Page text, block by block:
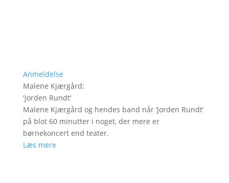
Anmeldelse
Malene Kjærgård:
'Jorden Rundt'
Malene Kjærgård og hendes band når ’Jorden Rundt’
på blot 60 minutter i noget, der mere er
børnekoncert end teater.
Læs mere